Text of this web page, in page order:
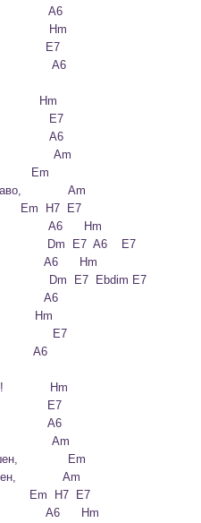
A6
Hm
E7
A6
Hm
E7
A6
Am
Em
Am
Em  H7  E7
A6      Hm
Dm  E7  A6    E7
A6      Hm
Dm  E7  Ebdim E7
A6
Hm
E7
A6
Hm
E7
A6
Am
Em
Am
Em  H7  E7
A6      Hm